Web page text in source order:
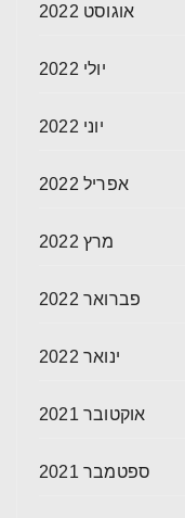
אוגוסט 2022
יולי 2022
יוני 2022
אפריל 2022
מרץ 2022
פברואר 2022
ינואר 2022
אוקטובר 2021
ספטמבר 2021